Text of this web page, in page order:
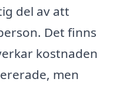
del av att
Det finns
kostnaden
men